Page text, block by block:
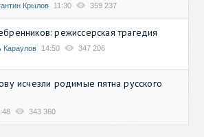
Крылов 11:30 359 237
режиссерская трагедия
Караулов 14:50 347 206
исчезли родимые пятна русского
343 360